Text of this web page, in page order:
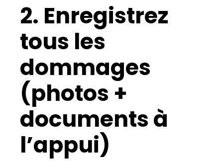
2. Enregistrez
tous les
dommages
(photos +
documents à
l’appui)